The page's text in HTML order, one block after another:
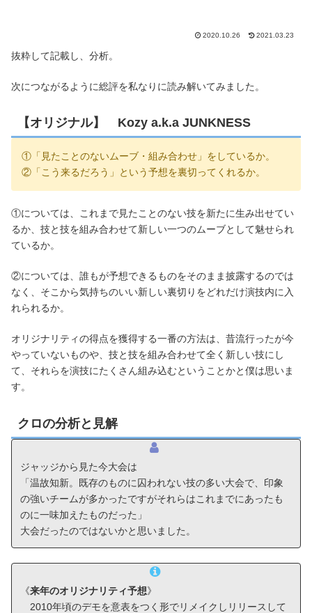
2020.10.26 2021.03.23
抜粋して記載し、分析。
次につながるように総評を私なりに読み解いてみました。
【オリジナル】 Kozy a.k.a JUNKNESS
①「見たことのないムーブ・組み合わせ」をしているか。
②「こう来るだろう」という予想を裏切ってくれるか。
①については、これまで見たことのない技を新たに生み出せてい
るか、技と技を組み合わせて新しい一つのムーブとして魅せられ
ているか。
②については、誰もが予想できるものをそのまま披露するのでは
なく、そこから気持ちのいい新しい裏切りをどれだけ演技内に入
れられるか。
オリジナリティの得点を獲得する一番の方法は、昔流行ったが今
やっていないものや、技と技を組み合わせて全く新しい技にし
て、それらを演技にたくさん組み込むということかと僕は思いま
す。
クロの分析と見解
ジャッジから見た今大会は
「温故知新。既存のものに囚われない技の多い大会で、印象
の強いチームが多かったですがそれらはこれまでにあったも
のに一味加えたものだった」
大会だったのではないかと思いました。
《来年のオリジナリティ予想》
2010年頃のデモを意表をつく形でリメイクしリリースして